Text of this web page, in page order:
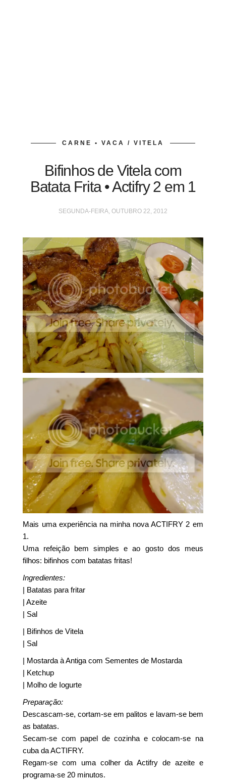
CARNE • VACA / VITELA
Bifinhos de Vitela com
Batata Frita • Actifry 2 em 1
SEGUNDA-FEIRA, OUTUBRO 22, 2012
Mais uma experiência na minha nova ACTIFRY 2 em
1.
Uma refeição bem simples e ao gosto dos meus
filhos: bifinhos com batatas fritas!
Ingredientes:
| Batatas para fritar
| Azeite
| Sal
| Bifinhos de Vitela
| Sal
| Mostarda à Antiga com Sementes de Mostarda
| Ketchup
| Molho de Iogurte
Preparação:
Descascam-se, cortam-se em palitos e lavam-se bem
as batatas.
Secam-se com papel de cozinha e colocam-se na
cuba da ACTIFRY.
Regam-se com uma colher da Actifry de azeite e
programa-se 20 minutos.